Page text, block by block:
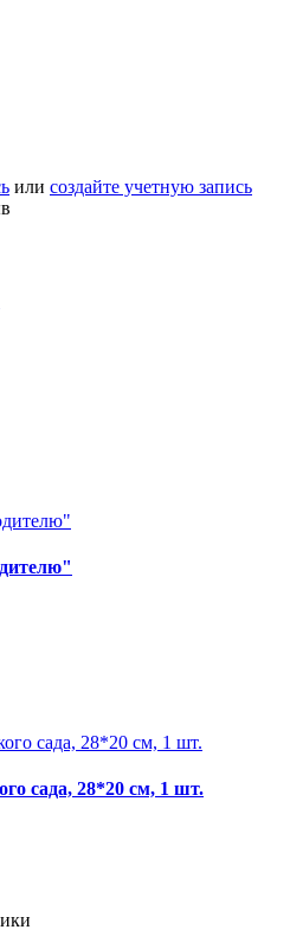
или создайте учетную запись
сада, 28*20 см, 1 шт.